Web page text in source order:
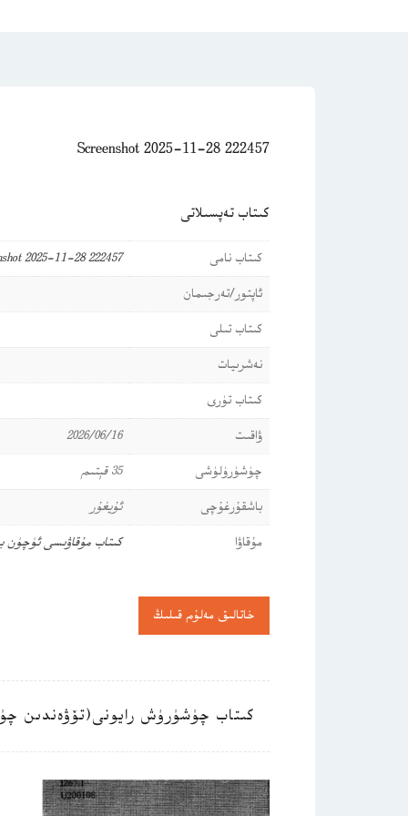
Screenshot 2025-11-28 222457
كىتاب تەپسىلاتى
كىتاب نامى
2025-11-28 222457
ئاپتور/تەرجىمان
كىتاب تىلى
نەشرىيات
كىتاب تۈرى
ۋاقىت
2026/06/16
چۈشۈرۈلۈشى
35 قېتىم
باشقۇرغۇچى
ئۇيغۇر
مۇقاۋا
كىتاب مۇقاۋىسى ئۈچۈن
خاتالىق مەلۇم قىلىڭ
كىتاب چۈشۈرۈش رايونى(تۆۋەندىن